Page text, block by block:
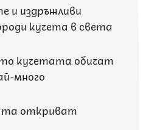
и издръжливи
кучета в света
кучетата обичат
много
откриват